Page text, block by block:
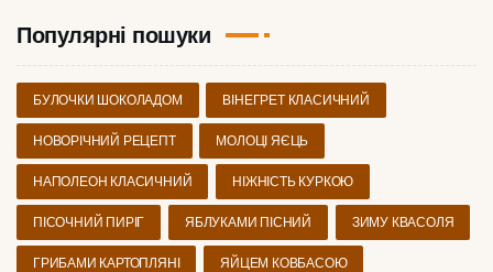
Популярні пошуки
БУЛОЧКИ ШОКОЛАДОМ ВІНЕГРЕТ КЛАСИЧНИЙ
НОВОРІЧНИЙ РЕЦЕПТ МОЛОЦІ ЯЄЦЬ
НАПОЛЕОН КЛАСИЧНИЙ НІЖНІСТЬ КУРКОЮ
ПІСОЧНИЙ ПИРІГ ЯБЛУКАМИ ПІСНИЙ ЗИМУ КВАСОЛЯ
ГРИБАМИ КАРТОПЛЯНІ ЯЙЦЕМ КОВБАСОЮ